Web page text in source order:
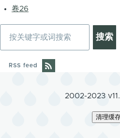
卷26
RSS feed
2002-2023